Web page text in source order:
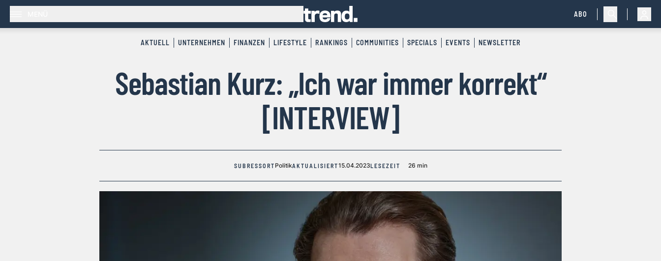
ABO
AKTUELL UNTERNEHMEN FINANZEN LIFESTYLE RANKINGS COMMUNITIES SPECIALS EVENTS NEWSLETTER
Sebastian Kurz: „Ich war immer korrekt“
[INTERVIEW]
SUBRESSORT PolitikAKTUALISIERT15.04.2023LESEZEIT 26 min